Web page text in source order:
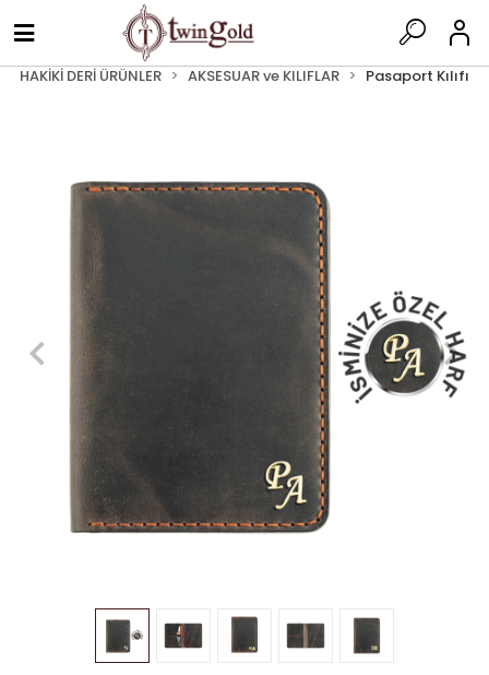
HAKİKİ DERİ ÜRÜNLER AKSESUAR ve KILIFLAR Pasaport Kılıfı